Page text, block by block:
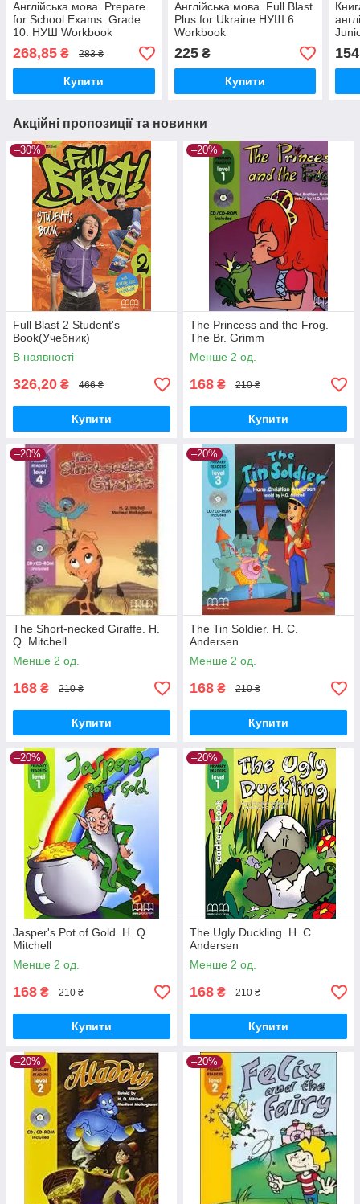
Англійська мова. Prepare
for School Exams. Grade
10. НУШ Workbook
268,85 ₴ 283 ₴
Купити
Англійська мова. Full Blast
Plus for Ukraine НУШ 6
Workbook
225₴
Купити
154
Акційні пропозиції та новинки
–30%
Full Blast 2 Student's
Book(Учебник)
В наявності
326,20 ₴ 466 ₴
Купити
–20%
The Princess and the Frog.
The Br. Grimm
Менше 2 од.
168 ₴ 210 ₴
Купити
–20%
The Short-necked Giraffe. H.
Q. Mitchell
Менше 2 од.
168 ₴ 210 ₴
Купити
–20%
The Tin Soldier. H. C.
Andersen
Менше 2 од.
168 ₴ 210 ₴
Купити
–20%
Jasper's Pot of Gold. H. Q.
Mitchell
Менше 2 од.
168 ₴ 210 ₴
Купити
–20%
The Ugly Duckling. H. C.
Andersen
Менше 2 од.
168 ₴ 210 ₴
Купити
–20% –20%